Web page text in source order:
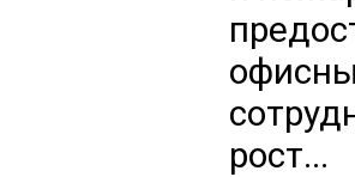
рост...